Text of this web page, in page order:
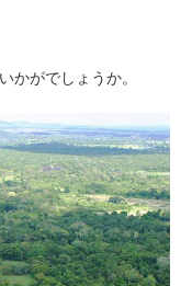
かがでしょうか。